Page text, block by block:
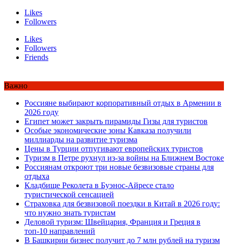
Likes
Followers
Likes
Followers
Friends
Важно
Россияне выбирают корпоративный отдых в Армении в
2026 году
Египет может закрыть пирамиды Гизы для туристов
Особые экономические зоны Кавказа получили
миллиарды на развитие туризма
Цены в Турции отпугивают европейских туристов
Туризм в Петре рухнул из-за войны на Ближнем Востоке
Россиянам откроют три новые безвизовые страны для
отдыха
Кладбище Реколета в Буэнос-Айресе стало
туристической сенсацией
Страховка для безвизовой поездки в Китай в 2026 году:
что нужно знать туристам
Деловой туризм: Швейцария, Франция и Греция в
топ-10 направлений
В Башкирии бизнес получит до 7 млн рублей на туризм